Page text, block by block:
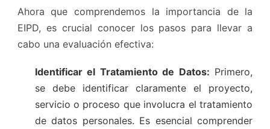
Ahora que comprendemos la importancia de la
EIPD, es crucial conocer los pasos para llevar a
cabo una evaluación efectiva:
Identificar el Tratamiento de Datos: Primero,
se debe identificar claramente el proyecto,
servicio o proceso que involucra el tratamiento
de datos personales. Es esencial comprender